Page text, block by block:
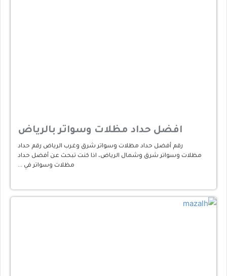
افضل حداد مظلات وسواتر بالرياض
رقم أفضل حداد مظلات وسواتر شرق وغرب الرياض رقم حداد
مظلات وسواتر شرق وشمال الرياض، اذا كنت تبحث عن أفضل حداد
مظلات وسواتر في …